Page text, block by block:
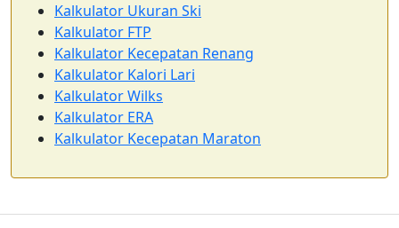
Kalkulator Ukuran Ski
Kalkulator FTP
Kalkulator Kecepatan Renang
Kalkulator Kalori Lari
Kalkulator Wilks
Kalkulator ERA
Kalkulator Kecepatan Maraton